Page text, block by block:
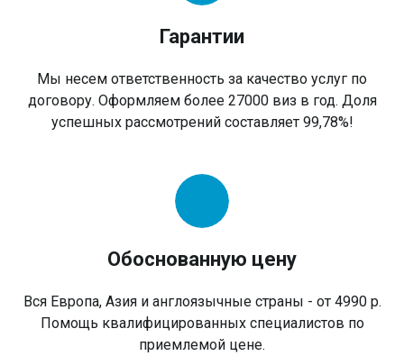
Гарантии
Мы несем ответственность за качество услуг по
договору. Оформляем более 27000 виз в год. Доля
успешных рассмотрений составляет 99,78%!
Обоснованную цену
Вся Европа, Азия и англоязычные страны - от 4990 р.
Помощь квалифицированных специалистов по
приемлемой цене.